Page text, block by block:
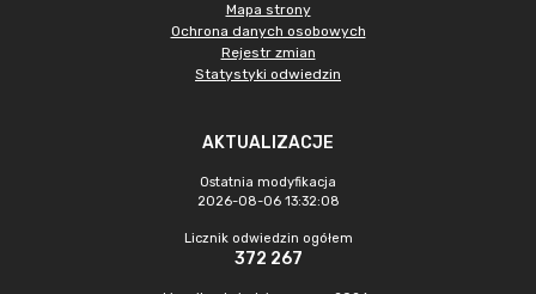
Mapa strony
Ochrona danych osobowych
Rejestr zmian
Statystyki odwiedzin
AKTUALIZACJE
Ostatnia modyfikacja
2026-08-06 13:32:08
Licznik odwiedzin ogółem
372 267